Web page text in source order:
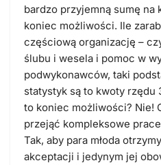
bardzo przyjemną sumę na
koniec możliwości. Ile
częściową organizację –
ślubu i wesela i pomoc w
podwykonawców, taki
statystyk są to kwoty rzędu
to koniec możliwości? Nie!
przejąć kompleksowe
Tak, aby para młoda
akceptacji i jedynym jej